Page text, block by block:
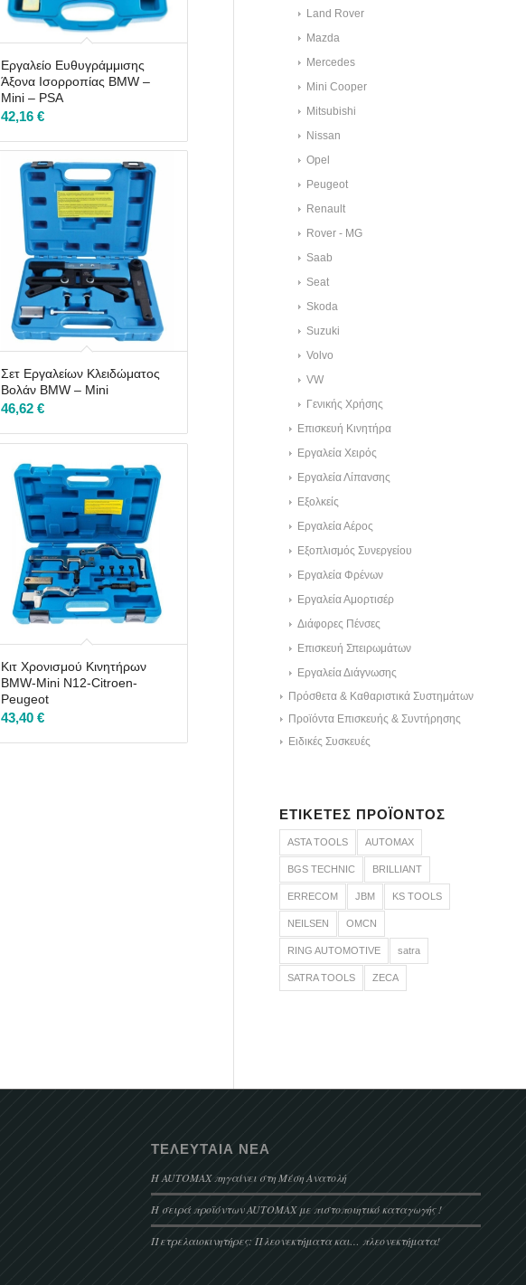
Εργαλείο Ευθυγράμμισης
Άξονα Ισορροπίας BMW –
Mini – PSA
42,16€
Σετ Εργαλείων Κλειδώματος
Βολάν BMW – Mini
46,62€
Κιτ Χρονισμού Κινητήρων
BMW-Mini N12-Citroen-
Peugeot
43,40€
Land Rover
Mazda
Mercedes
Mini Cooper
Mitsubishi
Nissan
Opel
Peugeot
Renault
Rover - MG
Saab
Seat
Skoda
Suzuki
Volvo
VW
Γενικής Χρήσης
Επισκευή Κινητήρα
Εργαλεία Χειρός
Εργαλεία Λίπανσης
Εξολκείς
Εργαλεία Αέρος
Εξοπλισμός Συνεργείου
Εργαλεία Φρένων
Εργαλεία Αμορτισέρ
Διάφορες Πένσες
Επισκευή Σπειρωμάτων
Εργαλεία Διάγνωσης
Πρόσθετα & Καθαριστικά Συστημάτων
Προϊόντα Επισκευής & Συντήρησης
Ειδικές Συσκευές
ΕΤΙΚΈΤΕΣ ΠΡΟΪΌΝΤΟΣ
ASTA TOOLS AUTOMAX
BGS TECHNIC BRILLIANT
ERRECOM JBM KS TOOLS
NEILSEN OMCN
RING AUTOMOTIVE satra
SATRA TOOLS ZECA
ΤΕΛΕΥΤΑΊΑ ΝΈΑ
Η AUTOMAX πηγαίνει στη Μέση Ανατολή
Η σειρά προϊόντων AUTOMAX με πιστοποιητικό καταγωγής !
Πετρελαιοκινητήρες: Πλεονεκτήματα και… πλεονεκτήματα!